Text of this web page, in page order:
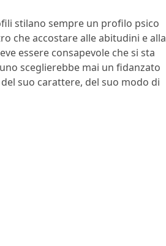
stilano sempre un profilo psico
che accostare alle abitudini e alla
essere consapevole che si sta
sceglierebbe mai un fidanzato
suo carattere, del suo modo di